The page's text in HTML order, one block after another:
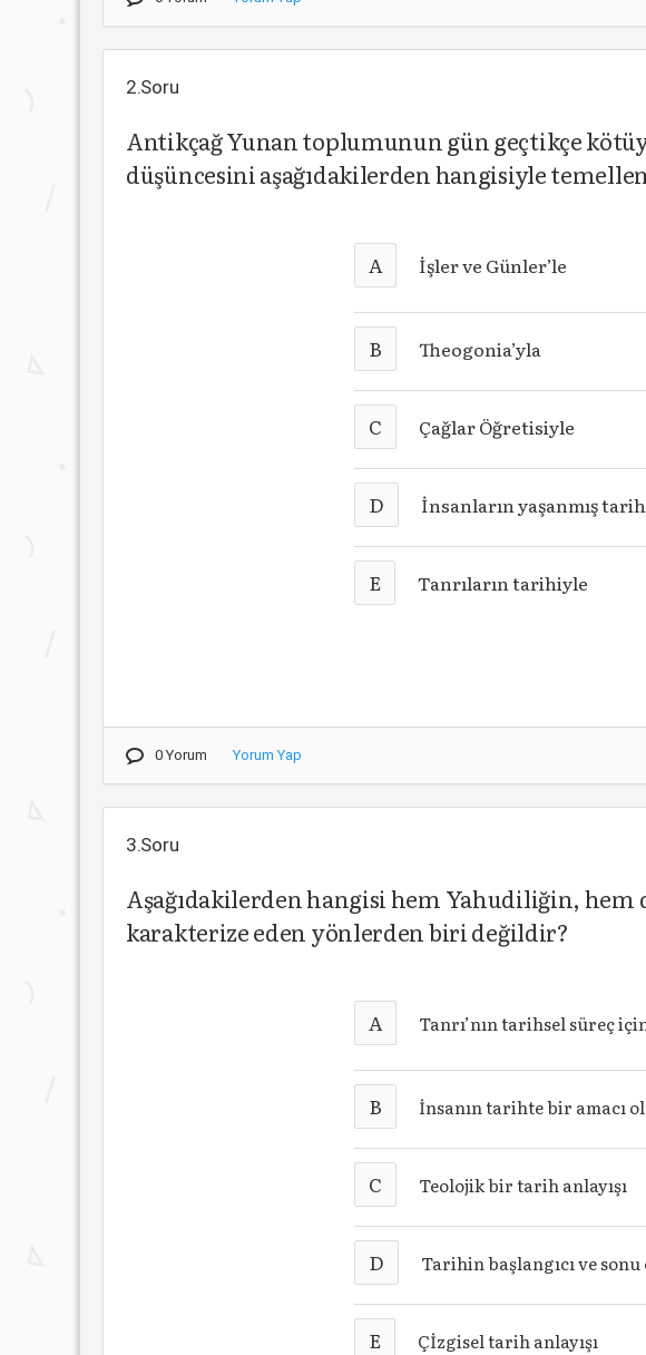
2.Soru
Antikçağ Yunan toplumunun gün geçtikçe
düşüncesini aşağıdakilerden hangisiyle
A İşler ve Günler’le
B Theogonia’yla
C Çağlar Öğretisiyle
D İnsanların yaşanmış
E Tanrıların tarihiyle
0 Yorum Yorum Yap
3.Soru
Aşağıdakilerden hangisi hem Yahudiliğin, hem
karakterize eden yönlerden biri değildir?
A Tanrı’nın tarihsel süreç
B İnsanın tarihte bir amacı
C Teolojik bir tarih anlayışı
D Tarihin başlangıcı ve
E Çİzgisel tarih anlayışı